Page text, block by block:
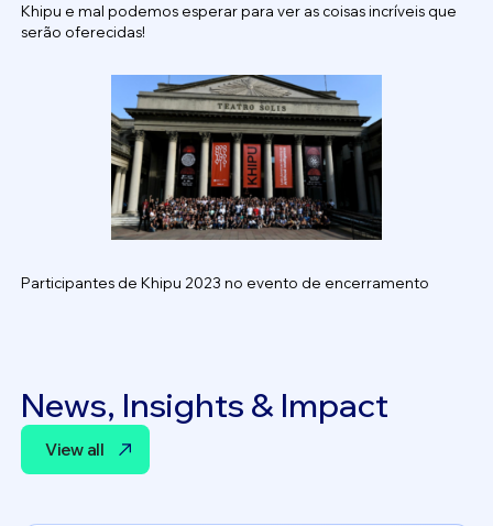
Khipu e mal podemos esperar para ver as coisas incríveis que
serão oferecidas!
Participantes de Khipu 2023 no evento de encerramento
News, Insights & Impact
View all